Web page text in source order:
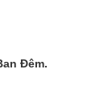
Đêm.